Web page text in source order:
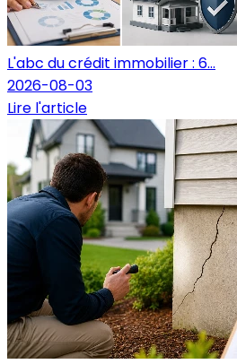
L'abc du crédit immobilier : 6...
2026-08-03
Lire l'article